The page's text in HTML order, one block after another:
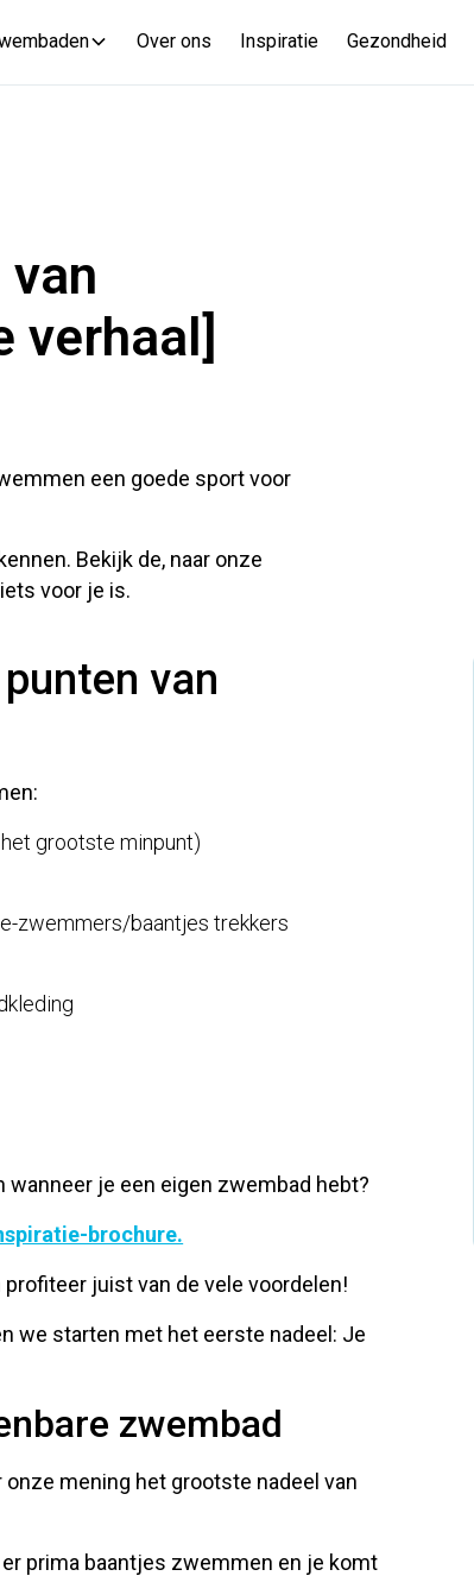
Over ons Inspiratie Gezondheid
verhaal]
een goede sport voor
Bekijk de, naar onze
voor je is.
van
grootste minpunt)
zwemmers/baantjes trekkers
wanneer je een eigen zwembad hebt?
brochure.
juist van de vele voordelen!
we starten met het eerste nadeel: Je
zwembad
onze mening het grootste nadeel van
prima baantjes zwemmen en je komt